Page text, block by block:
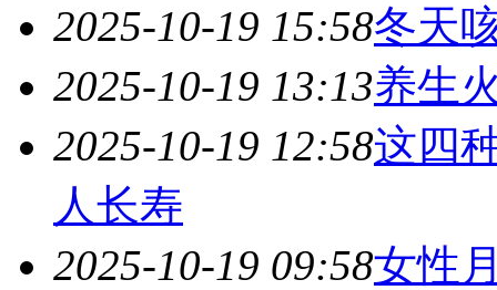
2025-10-19 15:58冬天
2025-10-19 13:13养生
2025-10-19 12:58这四
人长寿
2025-10-19 09:58女性